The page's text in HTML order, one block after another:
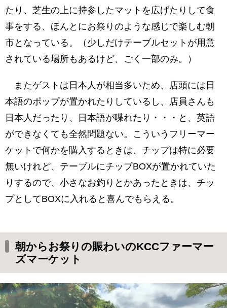
たり、芝生の上に持参したマットを広げたりして食
事をする、ほんとにお祭りのような感じで楽しむ朝
市となっている。（少しだけテーブルセットが用意
されている場所もあるけど、ごく一部のみ。）
またゲストは日本人が相当多いため、店頭には日
本語のポップが置かれたりしているし、店員さんも
日本人だったり、日本語が喋れたり・・・と、英語
ができなくても全然問題ない。こういうフリーマー
ケットで何かを購入するときは、チップは特に必要
無いけれど、テーブルにチップBOXが置かれていた
りするので、小さなお釣りとかあったときは、チッ
プとしてBOXに入れると喜んでもらえる。
朝からお祭りの賑わいのKCCファーマー
ズマーケット